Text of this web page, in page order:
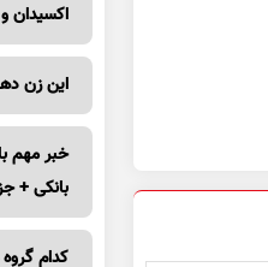
اکسیدان
این زن
خبر مهم
بانکی +
کدام